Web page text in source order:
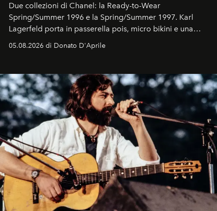
Due collezioni di Chanel: la Ready-to-Wear
Spring/Summer 1996 e la Spring/Summer 1997. Karl
Lagerfeld porta in passerella pois, micro bikini e una
Kate, Claudia e Carla una dietro l'altra. Trent'anni dopo,
uno dei documenti più contemporanei che abbiamo.
05.08.2026 di Donato D'Aprile